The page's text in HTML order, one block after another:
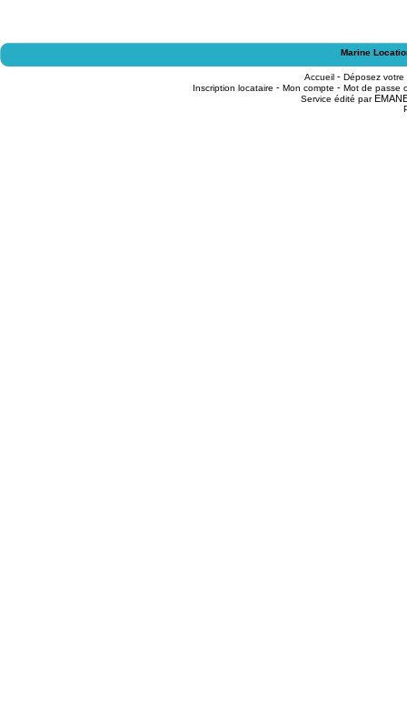
Marine
Accueil - Déposez
Inscription locataire - Mon compte - Mot de passe
Service édité par